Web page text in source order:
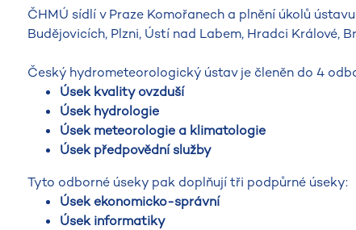
ČHMÚ sídlí v Praze Komořanech a plnění úkolů
Budějovicích, Plzni, Ústí nad Labem, Hradci Králové,
Český hydrometeorologický ústav je členěn do 4
Úsek kvality ovzduší
Úsek hydrologie
Úsek meteorologie a klimatologie
Úsek předpovědní služby
Tyto odborné úseky pak doplňují tři podpůrné úseky:
Úsek ekonomicko-správní
Úsek informatiky